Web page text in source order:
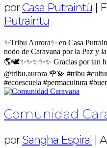
porCasa Putraintü |
Putraintü
✨Tribu Aurora✨ en Casa
nodo de Caravana por la Paz y
🌎🕊️✨✨✨✨✨ Gracias por tan
@tribu.aurora 🌹💫 #tribu
#ecoescuela #permacultura
Comunidad
porSangha Espiral